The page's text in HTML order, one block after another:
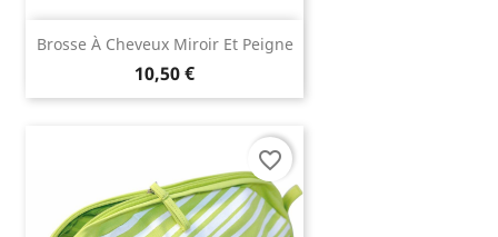
Brosse À Cheveux Miroir Et Peigne
10,50 €
favorite_border